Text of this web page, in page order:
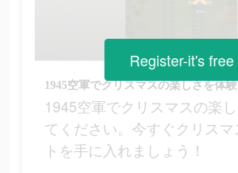
1945空軍でクリスマスの楽
てください。今すぐクリス
トを手に入れましょう！
Register-it's free